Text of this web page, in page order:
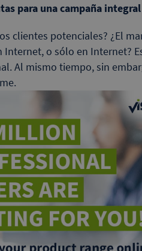
para una campaña integral
clientes potenciales? ¿El
o sólo en Internet?
Al mismo tiempo, sin